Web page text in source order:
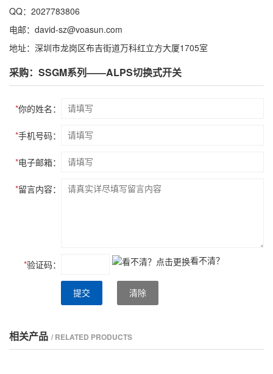
QQ：2027783806
电邮：david-sz@voasun.com
地址：深圳市龙岗区布吉街道万科红立方大厦1705室
采购：SSGM系列——ALPS切换式开关
*你的姓名：
*手机号码：
*电子邮箱：
*留言内容：
*验证码： 看不清？
提交 清除
相关产品 / RELATED PRODUCTS